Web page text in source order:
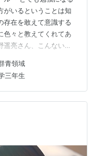
がいるということは知
存在を敢えて意識する
色々と教えてくれてあ
遥亮さん、こんないい
ピュアな役をこんな
あとめるるががっつ
し細田佳央太さんも田
技が上手すぎる。 群青
った。有名人は大変。
知られていたら…
青領域
三年生